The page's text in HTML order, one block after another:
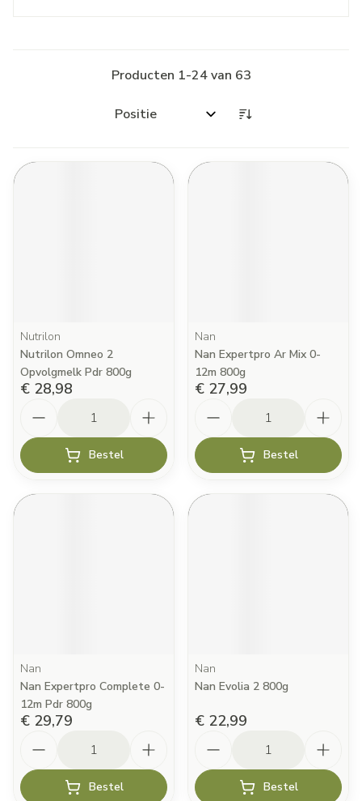
Producten 1-24van 63
Sorteer op:
Nutrilon
Nutrilon Omneo 2
Opvolgmelk Pdr 800g
€ 28,98
Bestel
Nan
Nan Expertpro Ar Mix 0-
12m 800g
€ 27,99
Bestel
Nan
Nan Expertpro Complete 0-
12m Pdr 800g
€ 29,79
Bestel
Nan
Nan Evolia 2 800g
€ 22,99
Bestel